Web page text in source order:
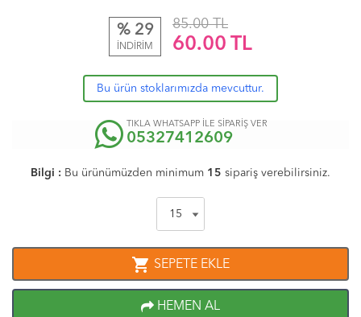
% 29
İNDİRİM
85.00 TL
60.00 TL
Bu ürün stoklarımızda mevcuttur.
TIKLA WHATSAPP İLE SİPARİŞ VER
05327412609
Bilgi : Bu ürünümüzden minimum 15 sipariş verebilirsiniz.
shopping_cart SEPETE EKLE
HEMEN AL